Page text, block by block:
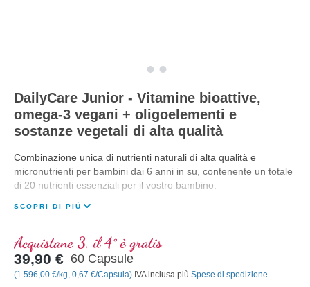
DailyCare Junior - Vitamine bioattive,
omega-3 vegani + oligoelementi e
sostanze vegetali di alta qualità
Combinazione unica di nutrienti naturali di alta qualità e
micronutrienti per bambini dai 6 anni in su, contenente un totale
di 20 nutrienti essenziali per il vostro bambino.
SCOPRI DI PIÙ
Acquistane 3, il 4° è gratis
39,90 € 60 Capsule
(1.596,00 €/kg, 0,67 €/Capsula) IVA inclusa più Spese di spedizione